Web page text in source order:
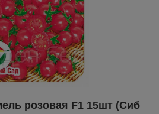
розовая F1 15шт (Сиб